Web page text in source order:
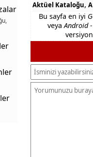
Aktüel Kataloğu,
Bu sayfa en iyi
veyaAndroid